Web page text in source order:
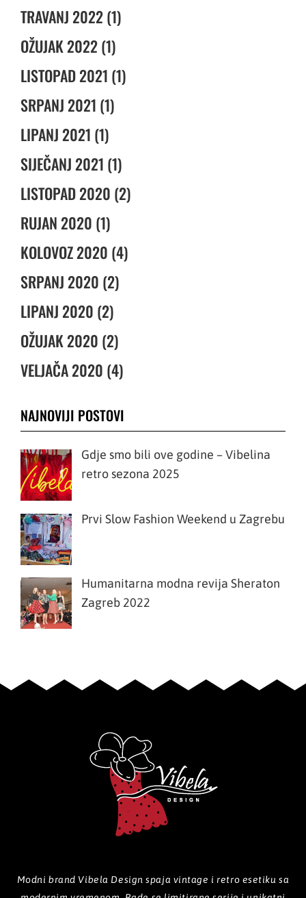
TRAVANJ 2022 (1)
OŽUJAK 2022 (1)
LISTOPAD 2021 (1)
SRPANJ 2021 (1)
LIPANJ 2021 (1)
SIJEČANJ 2021 (1)
LISTOPAD 2020 (2)
RUJAN 2020 (1)
KOLOVOZ 2020 (4)
SRPANJ 2020 (2)
LIPANJ 2020 (2)
OŽUJAK 2020 (2)
VELJAČA 2020 (4)
NAJNOVIJI POSTOVI
Gdje smo bili ove godine – Vibelina
retro sezona 2025
Prvi Slow Fashion Weekend u Zagrebu
Humanitarna modna revija Sheraton
Zagreb 2022
Modni brand Vibela Design spaja vintage i retro esetiku sa